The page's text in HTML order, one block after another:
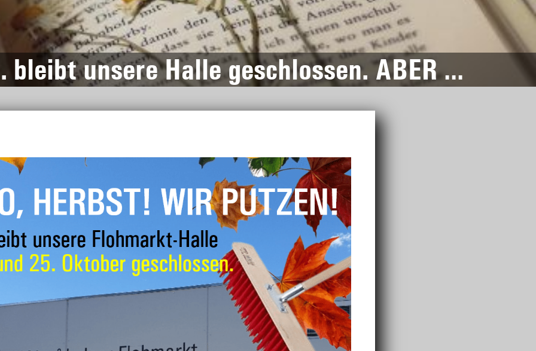
bleibt unsere Halle geschlossen. ABER …